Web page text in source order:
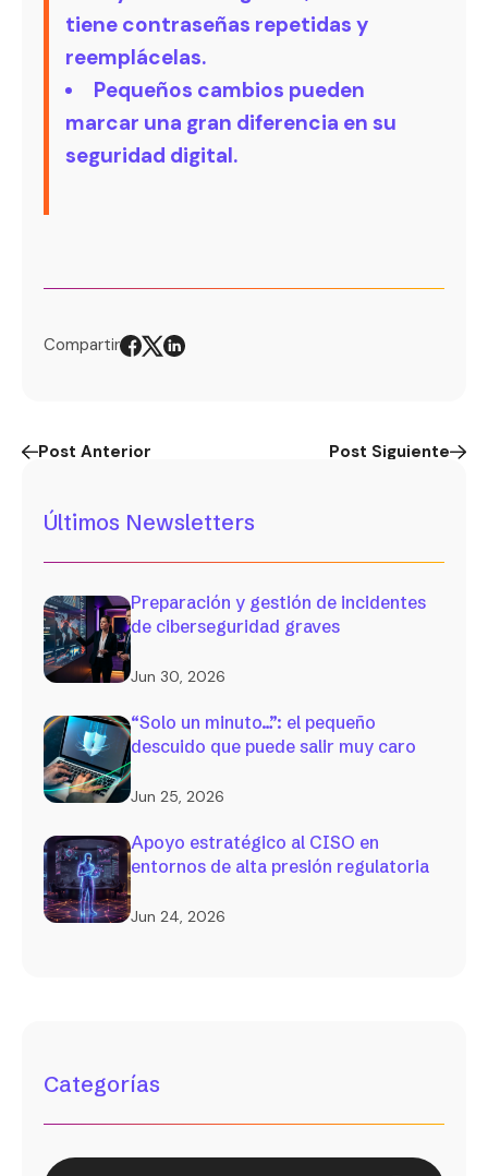
tiene contraseñas repetidas y
reemplácelas.
Pequeños cambios pueden
marcar una gran diferencia en su
seguridad digital.
Compartir
Post Anterior Post Siguiente
Últimos Newsletters
Preparación y gestión de incidentes
de ciberseguridad graves
Jun 30, 2026
“Solo un minuto…”: el pequeño
descuido que puede salir muy caro
Jun 25, 2026
Apoyo estratégico al CISO en
entornos de alta presión regulatoria
Jun 24, 2026
Categorías